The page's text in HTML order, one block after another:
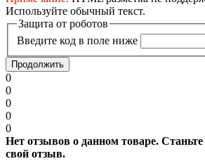
Используйте обычный текст.
Защита от роботов
Введите код в поле ниже
Продолжить
0
0
0
0
0
Нет отзывов о данном товаре.
свой отзыв.